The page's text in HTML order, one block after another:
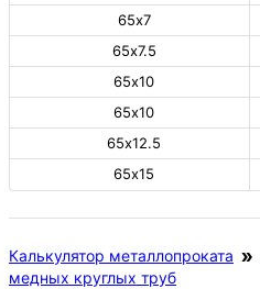
65х7
65х7.5
65х10
65х10
65х12.5
65х15
Калькулятор металлопроката
медных круглых труб